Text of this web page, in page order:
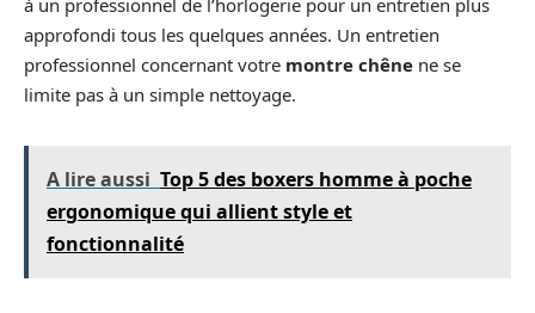
approfondi tous les quelques années. Un entretien
professionnel concernant votre montre chêne ne se
limite pas à un simple nettoyage.
A lire aussi Top 5 des boxers homme à poche
ergonomique qui allient style et
fonctionnalité